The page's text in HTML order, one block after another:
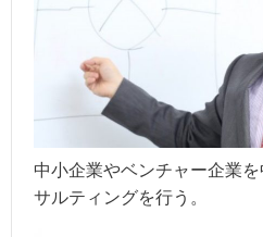
中小企業やベンチャー企業
サルティングを行う。